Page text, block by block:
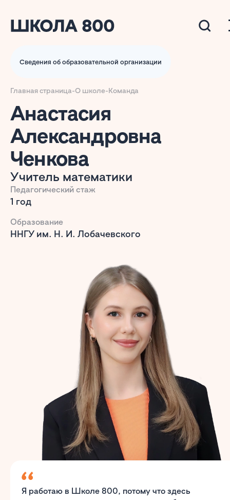
Сведения об образовательной организации
Главная страница-О школе-Команда
Анастасия
Александровна
Ченкова
Учитель математики
Педагогический стаж
1 год
Образование
ННГУ им. Н. И. Лобачевского
Я работаю в Школе 800, потому что здесь